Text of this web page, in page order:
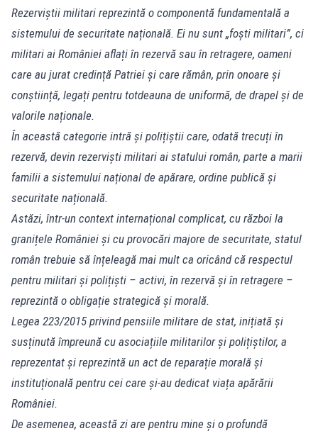
Rezerviștii militari reprezintă o componentă fundamentală a
sistemului de securitate națională. Ei nu sunt „foști militari”, ci
militari ai României aflați în rezervă sau în retragere, oameni
care au jurat credință Patriei și care rămân, prin onoare și
conștiință, legați pentru totdeauna de uniformă, de drapel și de
valorile naționale.
În această categorie intră și polițiștii care, odată trecuți în
rezervă, devin rezerviști militari ai statului român, parte a marii
familii a sistemului național de apărare, ordine publică și
securitate națională.
Astăzi, într-un context internațional complicat, cu război la
granițele României și cu provocări majore de securitate, statul
român trebuie să înțeleagă mai mult ca oricând că respectul
pentru militari și polițiști – activi, în rezervă și în retragere –
reprezintă o obligație strategică și morală.
Legea 223/2015 privind pensiile militare de stat, inițiată și
susținută împreună cu asociațiile militarilor și polițiștilor, a
reprezentat și reprezintă un act de reparație morală și
instituțională pentru cei care și-au dedicat viața apărării
României.
De asemenea, această zi are pentru mine și o profundă